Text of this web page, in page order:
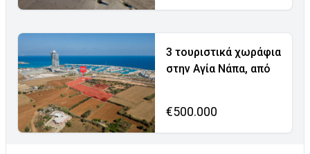
3 τουριστικά χωράφια
στην Αγία Νάπα, από
€500.000